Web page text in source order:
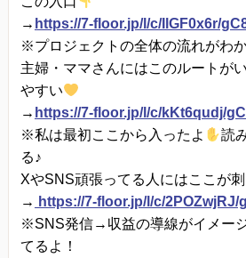
→ https://7-floor.jp/l/c/IlGF0x6r/
※プロジェクトの全体の流れがわ
主婦・ママさんにはこのルートが
やすい
→ https://7-floor.jp/l/c/kKt6qudj/
※私は最初ここから入ったよ
読
る♪
XやSNS頑張ってる人にはここが刺
→ https://7-floor.jp/l/c/2POZwjRJ/
※SNS発信→収益の導線がイメー
てるよ！